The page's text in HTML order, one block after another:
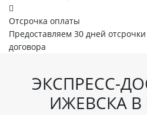
Отсрочка оплаты
Предоставляем 30 дней
договора
ЭКСПРЕСС-
ИЖЕВСКА